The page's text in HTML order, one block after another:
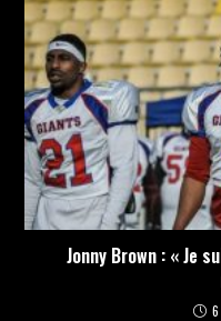
Jonny Brown : « Je